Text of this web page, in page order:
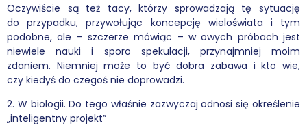
Oczywiście są też tacy, którzy sprowadzają tę sytuację
do przypadku, przywołując koncepcję wieloświata i tym
podobne, ale – szczerze mówiąc – w owych próbach jest
niewiele nauki i sporo spekulacji, przynajmniej moim
zdaniem. Niemniej może to być dobra zabawa i kto wie,
czy kiedyś do czegoś nie doprowadzi.
2. W biologii. Do tego właśnie zazwyczaj odnosi się określenie
„inteligentny projekt”